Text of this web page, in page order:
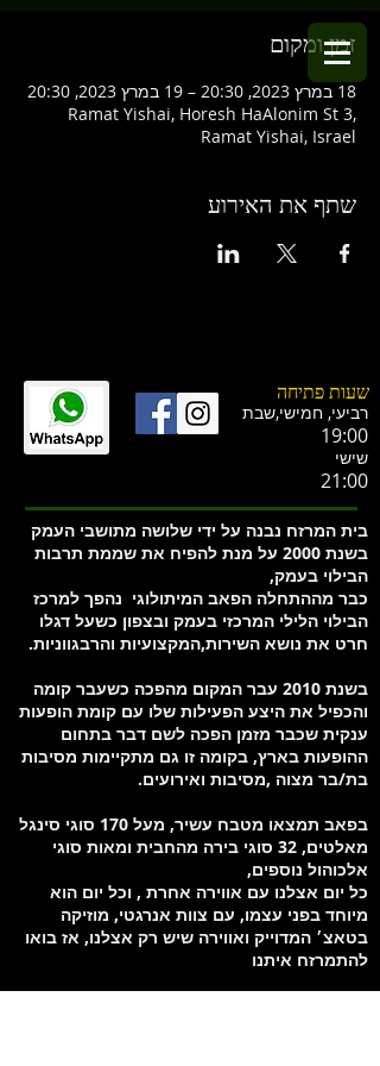
זמן ומקום
18 במרץ 2023, 20:30 – 19 במרץ 2023, 20:30
Ramat Yishai, Horesh HaAlonim St 3,
Ramat Yishai, Israel
שתף את האירוע
שעות פתיחה
רביעי, חמישי,שבת
19:00
שישי
21:00
בית המרזח נבנה על ידי שלושה מתושבי העמק
בשנת 2000 על מנת להפיח את שממת תרבות
הבילוי בעמק,
כבר מההתחלה הפאב המיתולוגי נהפך למרכז
הבילוי הלילי המרכזי בעמק ובצפון כשעל דגלו
חרט את נושא השירות,המקצועיות והרבגווניות.
בשנת 2010 עבר המקום מהפכה כשעבר קומה
והכפיל את היצע הפעילות שלו עם קומת הופעות
ענקית שכבר מזמן הפכה לשם דבר בתחום
ההופעות בארץ, בקומה זו גם מתקיימות מסיבות
בת/בר מצוה ,מסיבות ואירועים.
בפאב תמצאו מטבח עשיר, מעל 170 סוגי סינגל
מאלטים, 32 סוגי בירה מהחבית ומאות סוגי
אלכוהול נוספים,
כל יום אצלנו עם אווירה אחרת , וכל יום הוא
מיוחד בפני עצמו, עם צוות אנרגטי, מוזיקה
בטאצ׳ המדוייק ואווירה שיש רק אצלנו, אז בואו
להתמרזח איתנו